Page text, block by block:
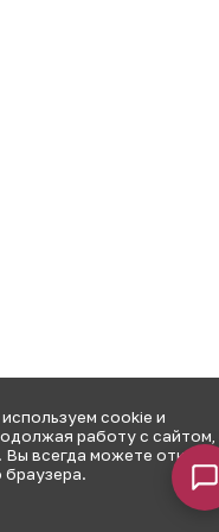
cookie и
работу с
Вы всегда можете